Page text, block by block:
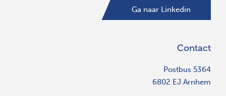
Ga naar Linkedin
Contact
Postbus 5364
6802 EJ Arnhem